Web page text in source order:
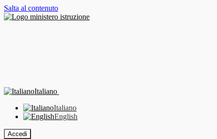
Salta al contenuto
Italiano
Italiano
English
Accedi